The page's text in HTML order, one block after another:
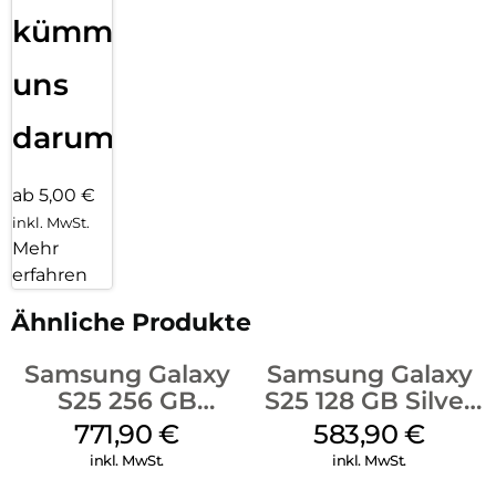
kümmern
uns
darum!
ab 5,00 €
inkl. MwSt.
Mehr
erfahren
Ähnliche Produkte
Samsung Galaxy
S25 256 GB
Icyblue
771,90€
inkl. MwSt.
Samsung Galaxy
S25 128 GB Silver
Shadow
583,90€
inkl. MwSt.